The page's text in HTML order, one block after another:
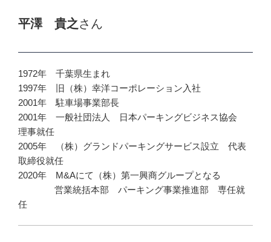
平澤 貴之さん
1972年 千葉県生まれ
1997年 旧（株）幸洋コーポレーション入社
2001年 駐車場事業部長
2001年 一般社団法人 日本パーキングビジネス協会
理事就任
2005年 （株）グランドパーキングサービス設立 代表
取締役就任
2020年 M&Aにて（株）第一興商グループとなる
営業統括本部 パーキング事業推進部 専任就
任